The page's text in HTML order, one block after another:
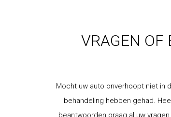
VRAGEN OF
Mocht uw auto onverhoopt niet in
behandeling hebben gehad.
beantwoorden graag al uw